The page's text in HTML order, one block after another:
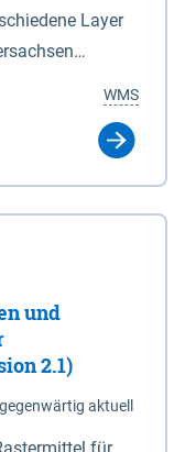
Tiden, vor allem
sind (§2 Abs.3
Widmung, die
ausspricht.
Layer
im
WMS
und
2.1)
aktuell